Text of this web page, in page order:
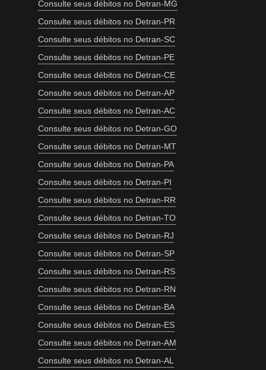
Consulte seus débitos no Detran-MG
Consulte seus débitos no Detran-PR
Consulte seus débitos no Detran-SC
Consulte seus débitos no Detran-PE
Consulte seus débitos no Detran-CE
Consulte seus débitos no Detran-AP
Consulte seus débitos no Detran-AC
Consulte seus débitos no Detran-GO
Consulte seus débitos no Detran-MT
Consulte seus débitos no Detran-PA
Consulte seus débitos no Detran-PI
Consulte seus débitos no Detran-RR
Consulte seus débitos no Detran-TO
Consulte seus débitos no Detran-RJ
Consulte seus débitos no Detran-SP
Consulte seus débitos no Detran-RS
Consulte seus débitos no Detran-RN
Consulte seus débitos no Detran-BA
Consulte seus débitos no Detran-ES
Consulte seus débitos no Detran-AM
Consulte seus débitos no Detran-AL